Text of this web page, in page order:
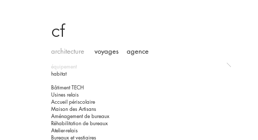
architecture voyages agence
cf
équipement
habitat
Bâtiment TECH
Usines relais
Accueil périscolaire
Maison des Artisans
Aménagement de bureaux
Réhabilitation de bureaux
Atelier-relais
Bureaux et vestiaires